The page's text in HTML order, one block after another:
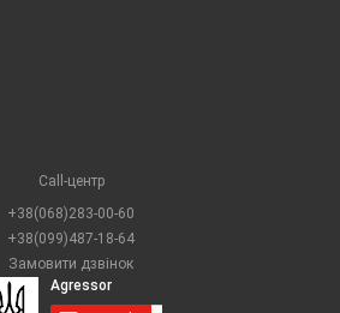
Call-центр
+38(068)283-00-60
+38(099)487-18-64
Замовити дзвінок